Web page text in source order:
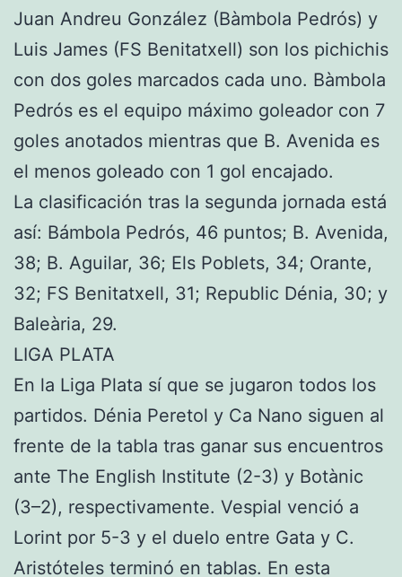
Juan Andreu González (Bàmbola Pedrós) y
Luis James (FS Benitatxell) son los pichichis
con dos goles marcados cada uno. Bàmbola
Pedrós es el equipo máximo goleador con 7
goles anotados mientras que B. Avenida es
el menos goleado con 1 gol encajado.
La clasificación tras la segunda jornada está
así: Bámbola Pedrós, 46 puntos; B. Avenida,
38; B. Aguilar, 36; Els Poblets, 34; Orante,
32; FS Benitatxell, 31; Republic Dénia, 30; y
Baleària, 29.
LIGA PLATA
En la Liga Plata sí que se jugaron todos los
partidos. Dénia Peretol y Ca Nano siguen al
frente de la tabla tras ganar sus encuentros
ante The English Institute (2-3) y Botànic
(3–2), respectivamente. Vespial venció a
Lorint por 5-3 y el duelo entre Gata y C.
Aristóteles terminó en tablas. En esta